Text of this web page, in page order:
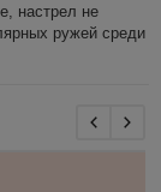
настрел не
ружей среди